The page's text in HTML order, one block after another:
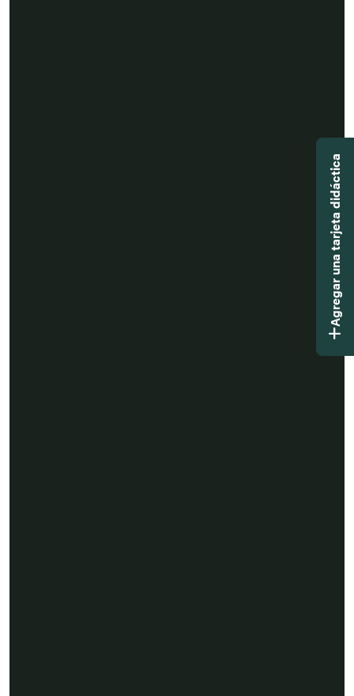
Agregar una tarjeta didáctica